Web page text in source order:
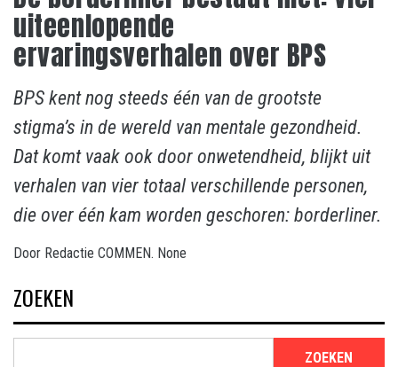
uiteenlopende
ervaringsverhalen over BPS
BPS kent nog steeds één van de grootste
stigma’s in de wereld van mentale gezondheid.
Dat komt vaak ook door onwetendheid, blijkt uit
verhalen van vier totaal verschillende personen,
die over één kam worden geschoren: borderliner.
Door Redactie COMMEN. None
ZOEKEN
ZOEKEN